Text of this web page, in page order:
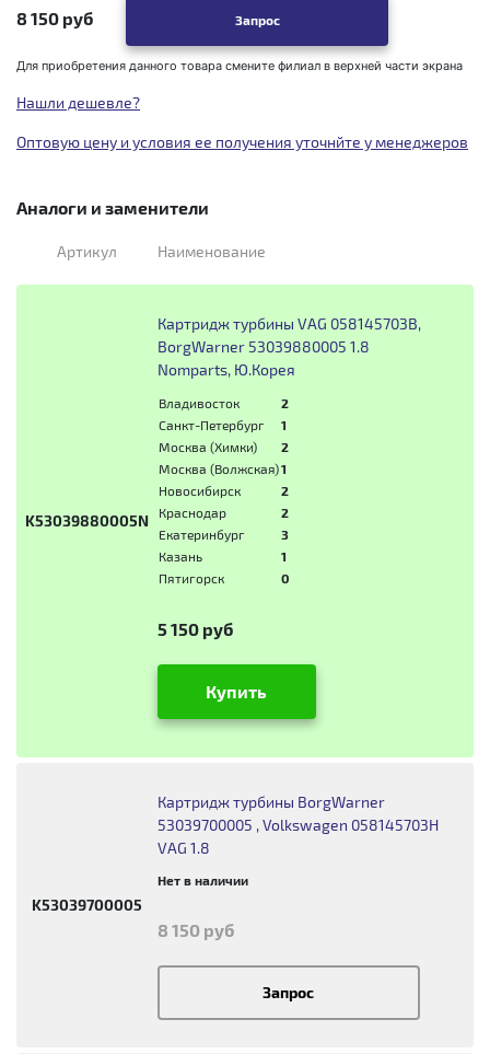
8 150 руб Запрос
Для приобретения данного товара смените филиал в верхней части экрана
Нашли дешевле?
Оптовую цену и условия ее получения уточнйте у менеджеров
Аналоги и заменители
Артикул Наименование
K53039880005N
Картридж турбины VAG 058145703B,
BorgWarner 53039880005 1.8
Nomparts, Ю.Корея
Владивосток
2
Санкт-Петербург
1
Москва (Химки)
2
Москва (Волжская)1
Новосибирск
2
Краснодар
2
Екатеринбург
3
Казань
1
Пятигорск
0
5 150 руб
Купить
K53039700005
Картридж турбины BorgWarner
53039700005 , Volkswagen 058145703H
VAG 1.8
Нет в наличии
8 150 руб
Запрос